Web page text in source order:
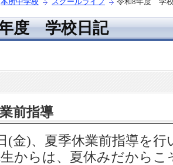
本所中学校 スクールライフ 令和8年度 学
度 学校日記
前指導
(金)、夏季休業前指導を行
からは、夏休みだから